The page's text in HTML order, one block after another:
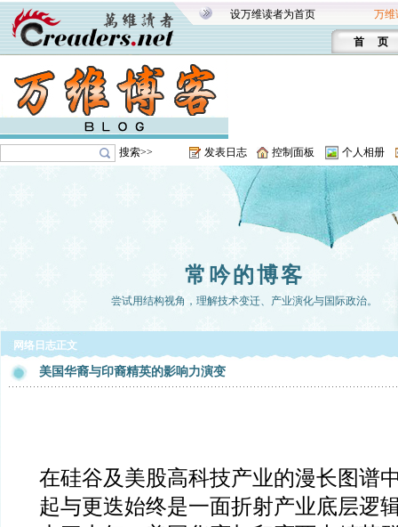
设万维读者为首页 万维
首 页
搜索>> 发表日志 控制面板 个人相册
常吟的博客
尝试用结构视角，理解技术变迁、产业演化与国际政治。
网络日志正文
美国华裔与印裔精英的影响力演变
在硅谷及美股高科技产业的漫长图谱
起与更迭始终是一面折射产业底层逻